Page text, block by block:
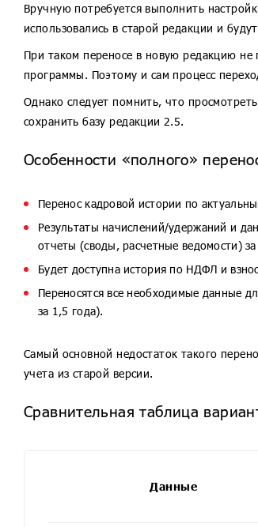
Вручную потребуется выполнить
использовались в старой редакции и
При таком переносе в новую редакцию
программы. Поэтому и сам процесс
Однако следует помнить, что
сохранить базу редакции 2.5.
Особенности «полного»
Перенос кадровой истории по
Результаты начислений/удержаний и
отчеты (своды, расчетные ведомости)
Будет доступна история по НДФЛ и
Переносятся все необходимые данные
за 1,5 года).
Самый основной недостаток такого
учета из старой версии.
Сравнительная таблица
Данные